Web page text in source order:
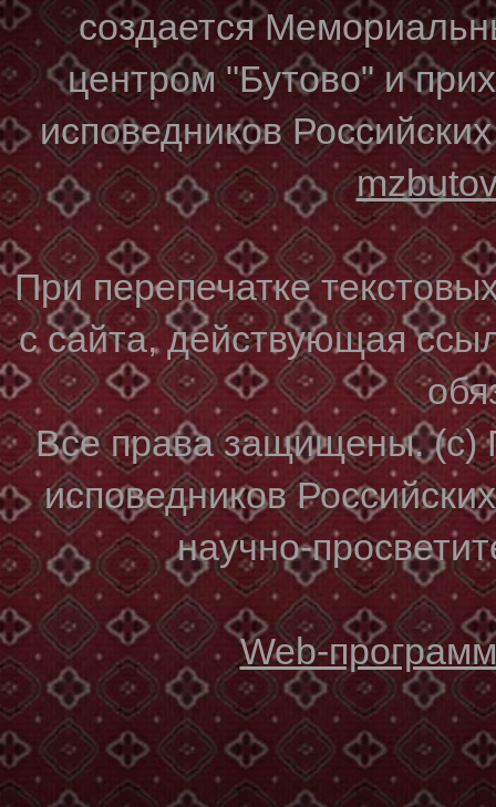
создается
центром "Бутово" и
исповедников
При перепечатке
с сайта, действующая
Все права защищены. (с)
исповедников
научно-
Web-